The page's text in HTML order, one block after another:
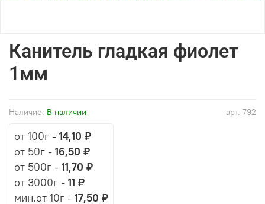
арт. 792
Наличие: В наличии
Канитель гладкая фиолет
1мм
от 100г - 14,10 ₽
от 50г - 16,50 ₽
от 500г - 11,70 ₽
от 3000г - 11 ₽
мин.от 10г - 17,50 ₽